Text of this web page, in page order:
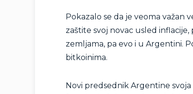
Pokazalo se da je veoma
zaštite svoj novac usled
zemljama, pa evo i u Argentini.
bitkoinima.
Novi predsednik Argentine